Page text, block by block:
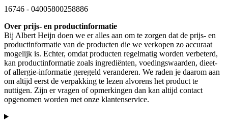
16746 - 04005800258886
Over prijs- en productinformatie
Bij Albert Heijn doen we er alles aan om te zorgen dat de prijs- en
productinformatie van de producten die we verkopen zo accuraat
mogelijk is. Echter, omdat producten regelmatig worden verbeterd,
kan productinformatie zoals ingrediënten, voedingswaarden, dieet-
of allergie-informatie geregeld veranderen. We raden je daarom aan
om altijd eerst de verpakking te lezen alvorens het product te
nuttigen. Zijn er vragen of opmerkingen dan kan altijd contact
opgenomen worden met onze klantenservice.